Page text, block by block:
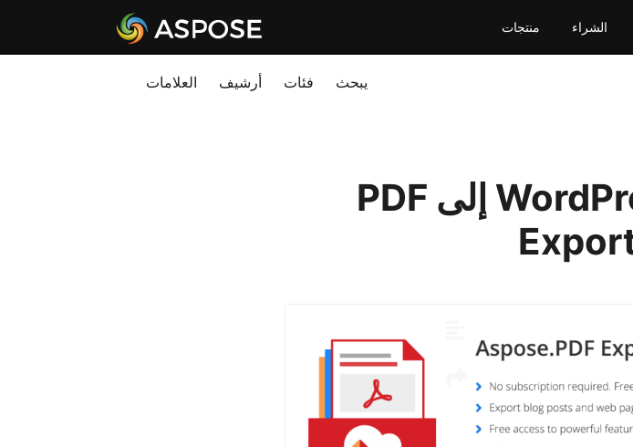
منتجات الشراء
يبحث فئات أرشيف العلامات
تصدير منشورات WordPress إلى PDF